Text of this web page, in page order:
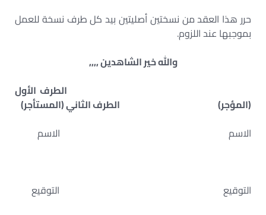
حرر هذا العقد من نسختين أصليتين بيد كل طرف نسخة للعمل
بموجبها عند اللزوم.
والله خير الشاهدين ,,,,
الطرف الأول
(المؤجر) الطرف الثاني (المستأجر)
الاسم الاسم
التوقيع التوقيع